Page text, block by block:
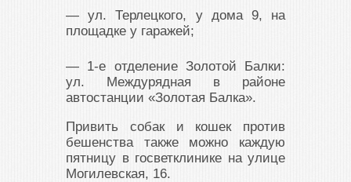
— ул. Терлецкого, у дома 9, на
площадке у гаражей;
— 1-е отделение Золотой Балки:
ул. Междурядная в районе
автостанции «Золотая Балка».
Привить собак и кошек против
бешенства также можно каждую
пятницу в госветклинике на улице
Могилевская, 16.